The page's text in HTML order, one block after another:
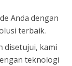
Anda dengan
terbaik.
disetujui, kami
teknologi